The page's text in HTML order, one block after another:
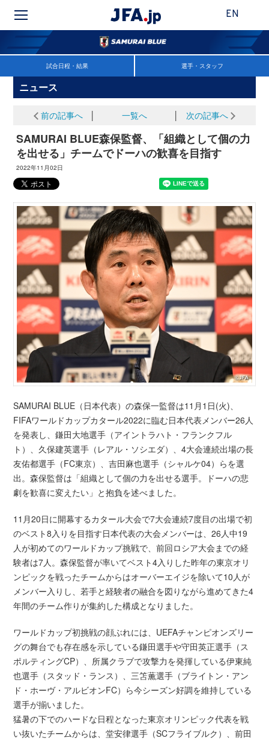
EN
試合日程・結果 選手・スタッフ
ニュース
前の記事へ 一覧へ 次の記事へ
SAMURAI BLUE森保監督、「組織として個の力
を出せる」チームでドーハの歓喜を目指す
2022年11月02日
SAMURAI BLUE（日本代表）の森保一監督は11月1日(火)、
FIFAワールドカップカタール2022に臨む日本代表メンバー26人
を発表し、鎌田大地選手（アイントラハト・フランクフル
ト）、久保建英選手（レアル・ソシエダ）、4大会連続出場の長
友佑都選手（FC東京）、吉田麻也選手（シャルケ04）らを選
出。森保監督は「組織として個の力を出せる選手。ドーハの悲
劇を歓喜に変えたい」と抱負を述べました。
11月20日に開幕するカタール大会で7大会連続7度目の出場で初
のベスト8入りを目指す日本代表の大会メンバーは、26人中19
人が初めてのワールドカップ挑戦で、前回ロシア大会までの経
験者は7人。森保監督が率いてベスト4入りした昨年の東京オリ
ンピックを戦ったチームからはオーバーエイジを除いて10人が
メンバー入りし、若手と経験者の融合を図りながら進めてきた4
年間のチーム作りが集約した構成となりました。
ワールドカップ初挑戦の顔ぶれには、UEFAチャンピオンズリー
グの舞台でも存在感を示している鎌田選手や守田英正選手（ス
ポルティングCP）、所属クラブで攻撃力を発揮している伊東純
也選手（スタッド・ランス）、三笘薫選手（ブライトン・アン
ド・ホーヴ・アルビオンFC）ら今シーズン好調を維持している
選手が揃いました。
猛暑の下でのハードな日程となった東京オリンピック代表を戦
い抜いたチームからは、堂安律選手（SCフライブルク）、前田